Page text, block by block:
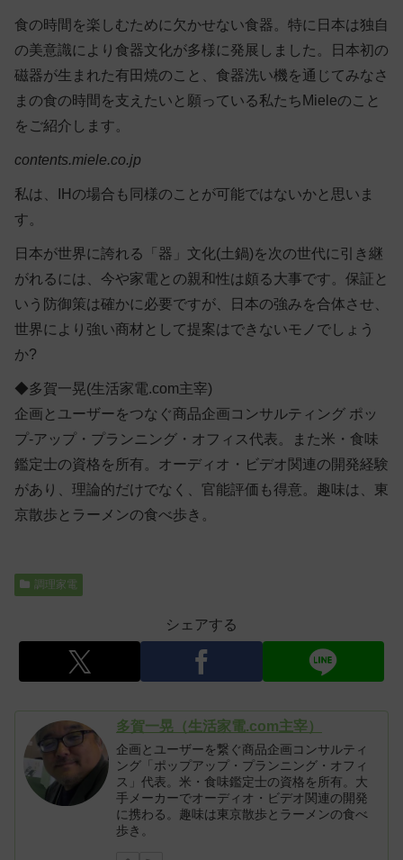
食の時間を楽しむために欠かせない食器。特に日本は独自
の美意識により食器文化が多様に発展しました。日本初の
磁器が生まれた有田焼のこと、食器洗い機を通じてみなさ
まの食の時間を支えたいと願っている私たちMieleのこと
をご紹介します。
contents.miele.co.jp
私は、IHの場合も同様のことが可能ではないかと思いま
す。
日本が世界に誇れる「器」文化(土鍋)を次の世代に引き継
がれるには、今や家電との親和性は頗る大事です。保証と
いう防御策は確かに必要ですが、日本の強みを合体させ、
世界により強い商材として提案はできないモノでしょう
か?
◆多賀一晃(生活家電.com主宰)
企画とユーザーをつなぐ商品企画コンサルティング ポッ
プ-アップ・プランニング・オフィス代表。また米・食味
鑑定士の資格を所有。オーディオ・ビデオ関連の開発経験
があり、理論的だけでなく、官能評価も得意。趣味は、東
京散歩とラーメンの食べ歩き。
調理家電
シェアする
多賀一晃（生活家電.com主宰）
企画とユーザーを繋ぐ商品企画コンサルティ
ング「ポップアップ・プランニング・オフィ
ス」代表。米・食味鑑定士の資格を所有。大
手メーカーでオーディオ・ビデオ関連の開発
に携わる。趣味は東京散歩とラーメンの食べ
歩き。